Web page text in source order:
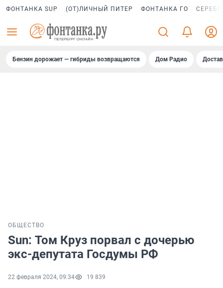
ФОНТАНКА SUP (ОТ)ЛИЧНЫЙ ПИТЕР ФОНТАНКА ГО
Бензин дорожает — гибриды возвращаются Дом Радио
ОБЩЕСТВО
Sun: Том Круз порвал с дочерью
экс-депутата Госдумы РФ
22 февраля 2024, 09:34 19 839